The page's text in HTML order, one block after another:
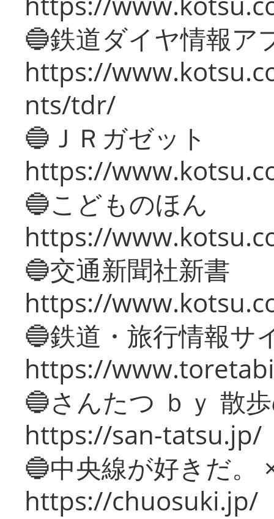
🔵鉄道ダイヤ情報ア
https://
nts/tdr/
🔵ＪＲガゼット
https://
🔵こどものほん
https://
🔵交通新聞社新書
https://
🔵鉄道・旅行情報サ
https://
🔵さんたつ ｂｙ 散
https://san-tatsu.jp/
🔵中央線が好きだ。
https://chuosuki.jp/